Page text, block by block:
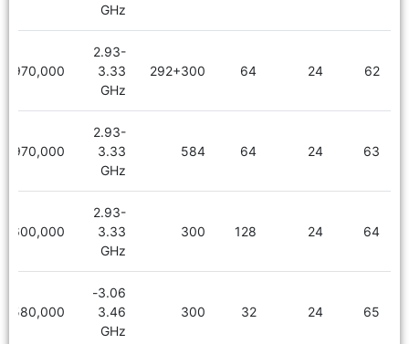
GHz
62
24
64
292+300
2.93-
3.33
GHz
2,970,000
63
24
64
584
2.93-
3.33
GHz
2,970,000
64
24
128
300
2.93-
3.33
GHz
3,600,000
65
24
32
300
3.06-
3.46
GHz
2,580,000